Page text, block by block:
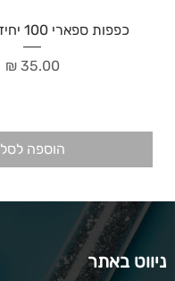
כפפות ספארי 100 יחידות בחבילה
מחיר‏35.00 ‏₪
הוספה לסל
ניווט באתר